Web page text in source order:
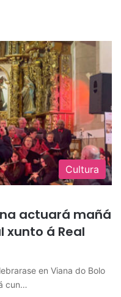
Cultura
actuará mañá
xunto á Real
en Viana do Bolo
cun…